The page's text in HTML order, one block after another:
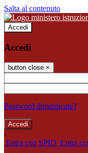
Salta al contenuto
Accedi
Accedi
button close ×
Password dimenticata?
-
Entra con SPID Entra